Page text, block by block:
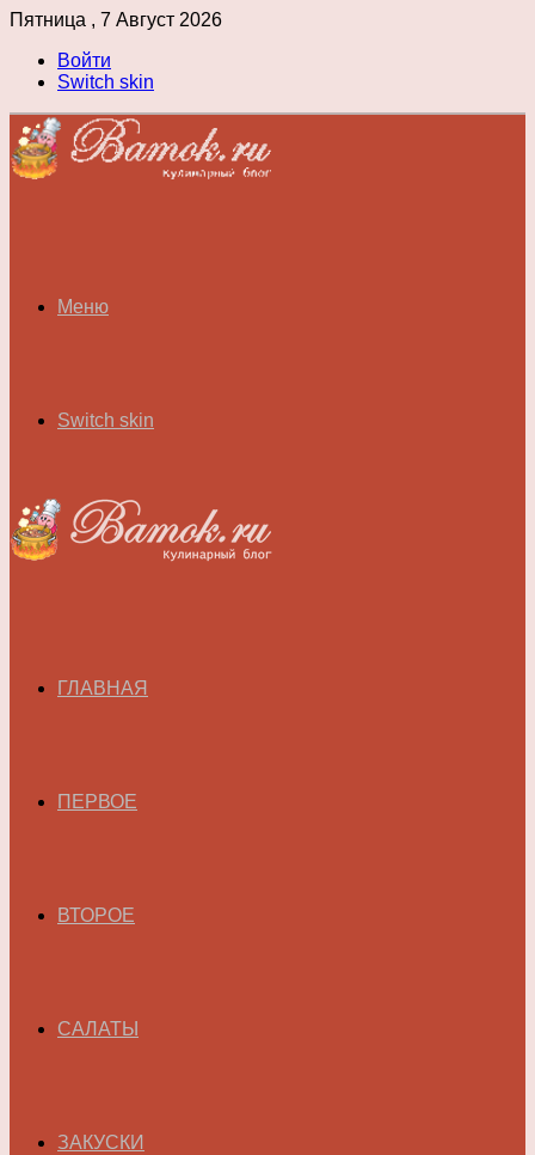
Пятница , 7 Август 2026
Войти
Switch skin
Меню
Switch skin
ГЛАВНАЯ
ПЕРВОЕ
ВТОРОЕ
САЛАТЫ
ЗАКУСКИ